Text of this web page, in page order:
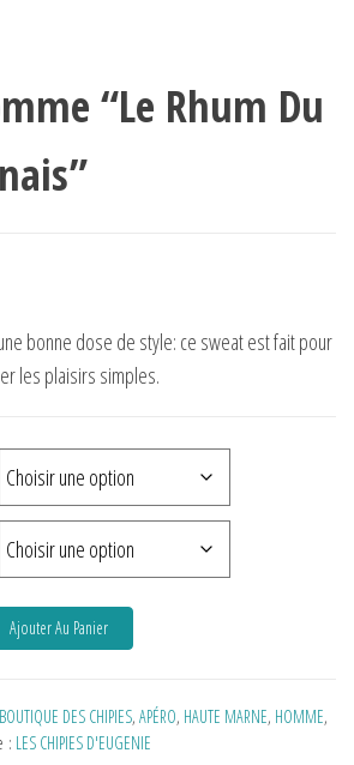
“Le Rhum Du
bonne dose de style: ce sweat est fait pour
les plaisirs simples.
Ajouter Au Panier
DES CHIPIES, APÉRO, HAUTE MARNE, HOMME,
: LES CHIPIES D'EUGENIE